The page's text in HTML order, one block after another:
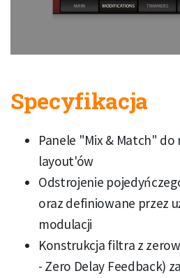
Specyfikacja
Panele "Mix & Match"
layout'ów
Odstrojenie
oraz definiowane przez
modulacji
Konstrukcja filtra z
- Zero Delay Feedback)